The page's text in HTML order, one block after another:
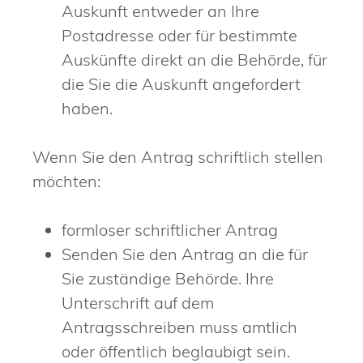
Auskunft entweder an Ihre
Postadresse oder für bestimmte
Auskünfte direkt an die Behörde, für
die Sie die Auskunft angefordert
haben.
Wenn Sie den Antrag schriftlich stellen
möchten:
formloser schriftlicher Antrag
Senden Sie den Antrag an die für
Sie zuständige Behörde. Ihre
Unterschrift auf dem
Antragsschreiben muss amtlich
oder öffentlich beglaubigt sein.